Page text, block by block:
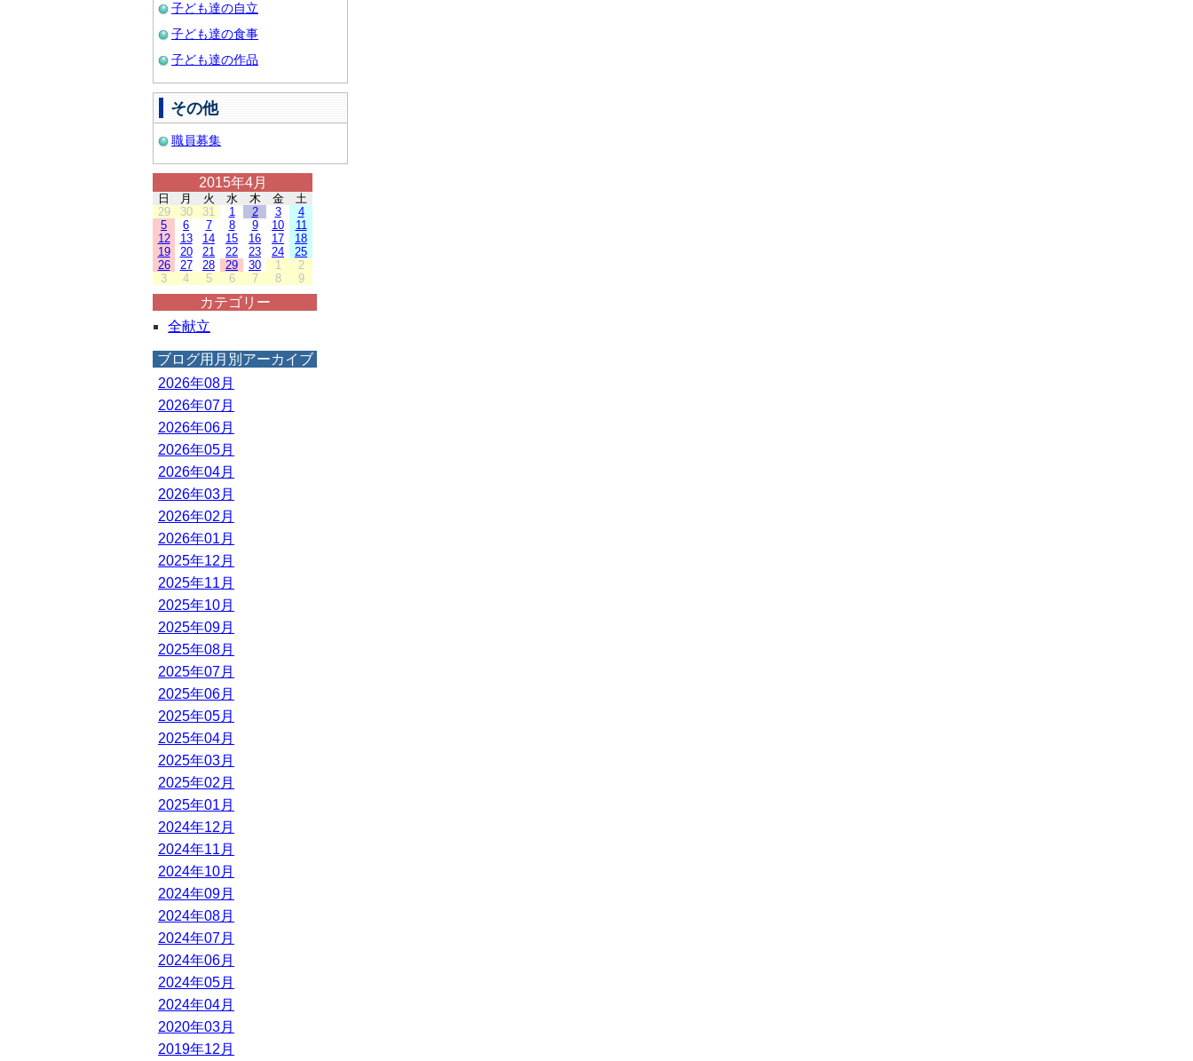
子ども達の自立
子ども達の食事
子ども達の作品
その他
職員募集
2015年4月
日 月 火 水 木 金
土
29
30 31 1 2 3
4
5
6 7 8 9 10
11
12
13 14 15 16 17
18
19
20 21 22 23 24
25
26
27 28 29 30 1
2
3
4 5 6 7 8 9
カテゴリー
全献立
ブログ用月別アーカイブ
2026年08月
2026年07月
2026年06月
2026年05月
2026年04月
2026年03月
2026年02月
2026年01月
2025年12月
2025年11月
2025年10月
2025年09月
2025年08月
2025年07月
2025年06月
2025年05月
2025年04月
2025年03月
2025年02月
2025年01月
2024年12月
2024年11月
2024年10月
2024年09月
2024年08月
2024年07月
2024年06月
2024年05月
2024年04月
2020年03月
2019年12月